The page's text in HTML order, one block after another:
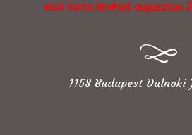
első torta átvétel augusztus
1158 Budapest Dalnoki